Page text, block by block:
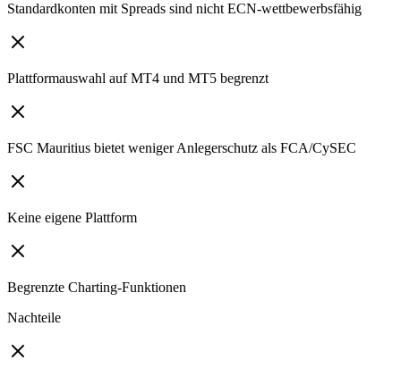
Standardkonten mit Spreads sind nicht ECN-wettbewerbsfähig
Plattformauswahl auf MT4 und MT5 begrenzt
FSC Mauritius bietet weniger Anlegerschutz als FCA/CySEC
Keine eigene Plattform
Begrenzte Charting-Funktionen
Nachteile